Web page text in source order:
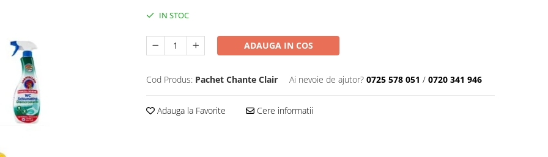
IN STOC
ADAUGA IN COS
Cod Produs: Pachet Chante Clair Ai nevoie de ajutor? 0725 578 051 / 0720 341 946
Adauga la Favorite Cere informatii